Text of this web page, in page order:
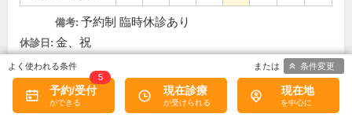
備考: 予約制 臨時休診あり
休診日: 金、祝
この医院の詳細をみる
予約/受付
5
現在診療 現在地
条件変更